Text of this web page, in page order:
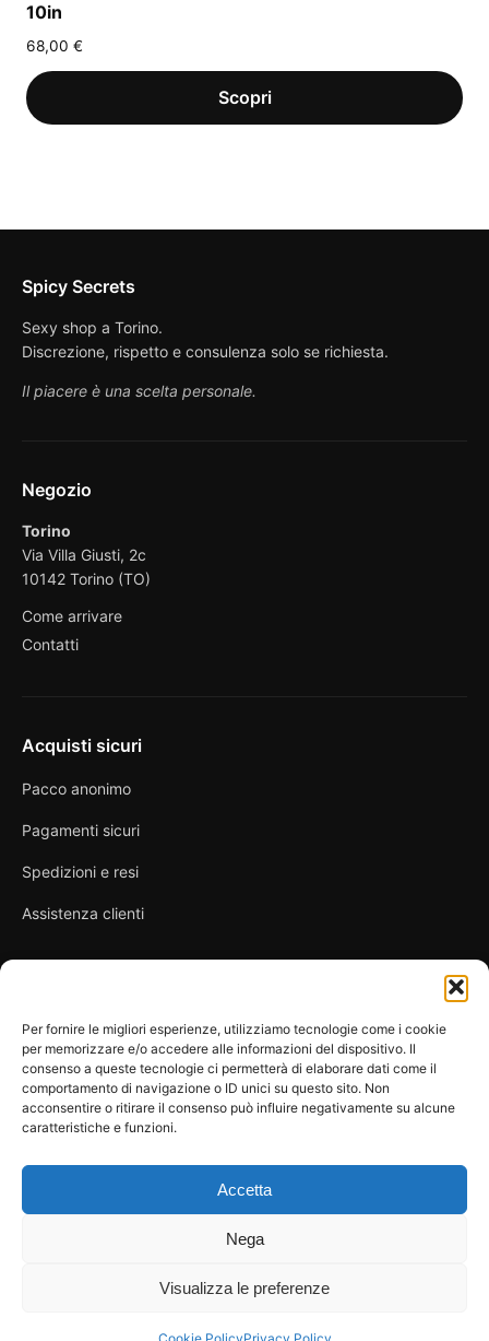
Per fornire le migliori esperienze, utilizziamo tecnologie come i cookie
per memorizzare e/o accedere alle informazioni del dispositivo. Il
consenso a queste tecnologie ci permetterà di elaborare dati come il
comportamento di navigazione o ID unici su questo sito. Non
acconsentire o ritirare il consenso può influire negativamente su alcune
caratteristiche e funzioni.
Accetta
Nega
Visualizza le preferenze
10in
68,00 €
Spicy Secrets
Sexy shop a Torino.
Discrezione, rispetto e consulenza solo se richiesta.
Il piacere è una scelta personale.
Negozio
Torino
Via Villa Giusti, 2c
10142 Torino (TO)
Come arrivare
Contatti
Acquisti sicuri
Pacco anonimo
Pagamenti sicuri
Spedizioni e resi
Assistenza clienti
Privacy Policy
Condizioni di vendita
© 2026 Spicy Secrets
Pagamenti gestiti tramite circuiti sicuri e certificati.